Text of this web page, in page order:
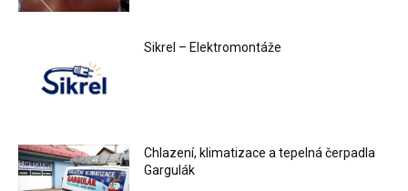
Sikrel – Elektromontáže
Chlazení, klimatizace a tepelná čerpadla
Gargulák